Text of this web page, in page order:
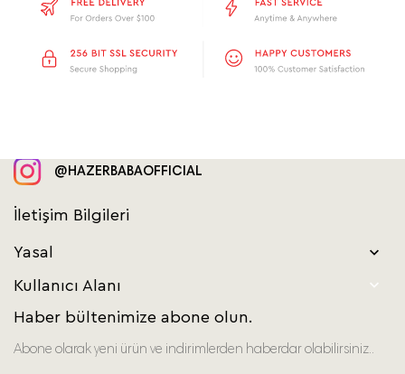
İletişim Bilgileri
@HAZERBABAOFFICIAL
Yasal 
Kullanıcı Alanı 
Haber bültenimize abone olun.
Abone olarak yeni ürün ve indirimlerden haberdar olabilirsiniz..